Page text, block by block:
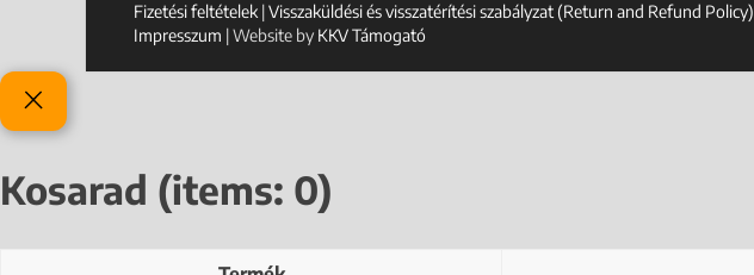
Fizetési feltételek |Visszaküldési és visszatérítési szabályzat (Return and Refund Policy)
Impresszum | Website by KKV Támogató
Kosarad (items: 0)